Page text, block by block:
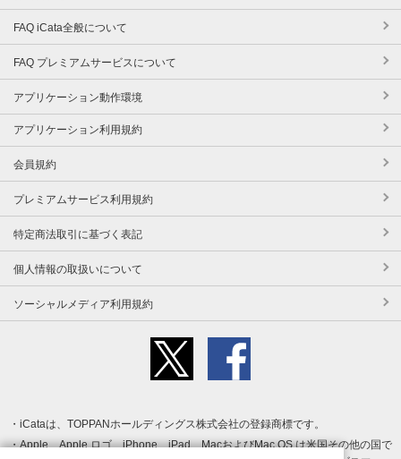
FAQ iCata全般について
FAQ プレミアムサービスについて
アプリケーション動作環境
アプリケーション利用規約
会員規約
プレミアムサービス利用規約
特定商法取引に基づく表記
個人情報の取扱いについて
ソーシャルメディア利用規約
iCataは、TOPPANホールディングス株式会社の登録商標です。
Apple、Apple ロゴ、iPhone、iPad、MacおよびMac OS は米国その他の国で